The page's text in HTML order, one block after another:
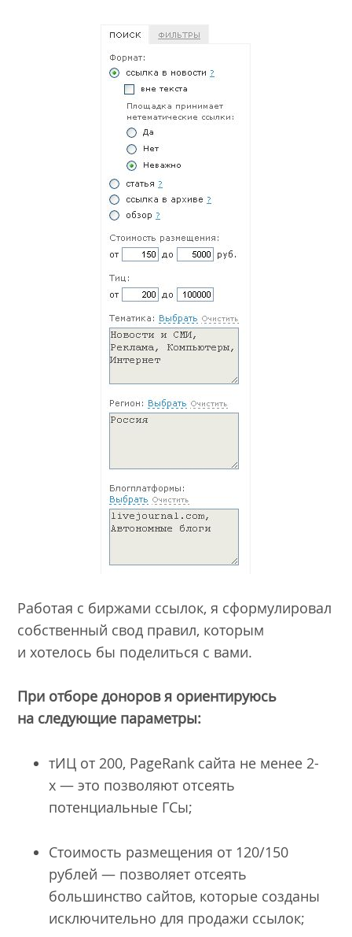
Работая с биржами ссылок, я сформулировал
собственный свод правил, которым
и хотелось бы поделиться с вами.
При отборе доноров я ориентируюсь
на следующие параметры:
тИЦ от 200, PageRank сайта не менее 2-
х — это позволяют отсеять
потенциальные ГСы;
Стоимость размещения от 120/150
рублей — позволяет отсеять
большинство сайтов, которые созданы
исключительно для продажи ссылок;